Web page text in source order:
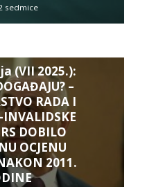
sedmice
(VII 2025.):
–
RADA I
INVALIDSKE
DOBILO
OCJENU
2011.